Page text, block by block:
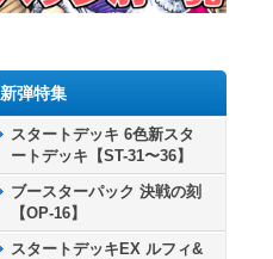
新弾特集
スタートデッキ 6色新スタ
ートデッキ【ST-31〜36】
ブースターパック 決戦の刻
【OP-16】
スタートデッキEX ルフィ&